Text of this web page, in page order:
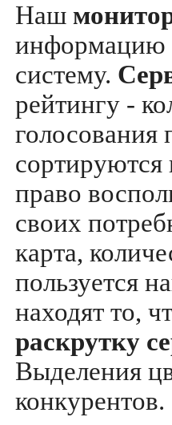
Наш
информацию
систему.
рейтингу -
голосования
сортируются
право
своих
карта,
пользуется
находят то,
раскрутку
Выделения
конкурентов.